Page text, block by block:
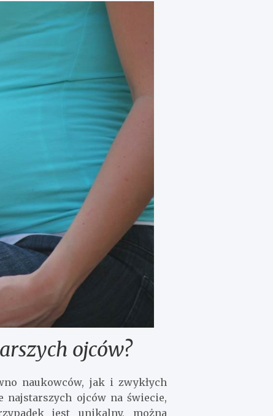
ojców?
naukowców, jak i zwykłych
najstarszych ojców na świecie,
jest unikalny, można